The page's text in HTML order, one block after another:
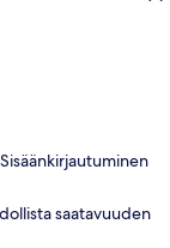
saatavuuden